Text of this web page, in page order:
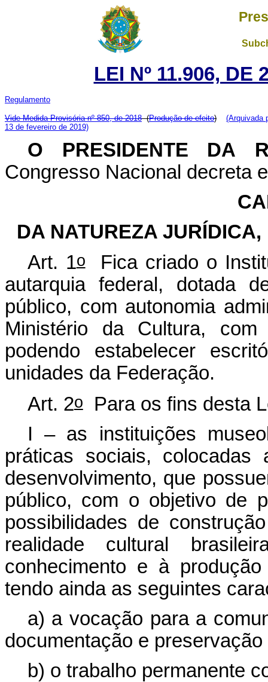
LEI Nº 11.906, DE
Regulamento
Vide Medida Provisória nº 850, de 2018(Produção de efeito)
(Arquivada
13 de fevereiro de 2019)
O PRESIDENTE DA
Congresso Nacional decreta
DA NATUREZA
Art. 1oFica criado o
autarquia federal, dotada
público, com autonomia
Ministério da Cultura,
podendo estabelecer
unidades da Federação.
Art. 2oPara os fins desta
I – as instituições
práticas sociais,
desenvolvimento, que
público, com o objetivo de
possibilidades de
realidade cultural
conhecimento e à
tendo ainda as seguintes
a) a vocação para a
documentação e
b) o trabalho permanente